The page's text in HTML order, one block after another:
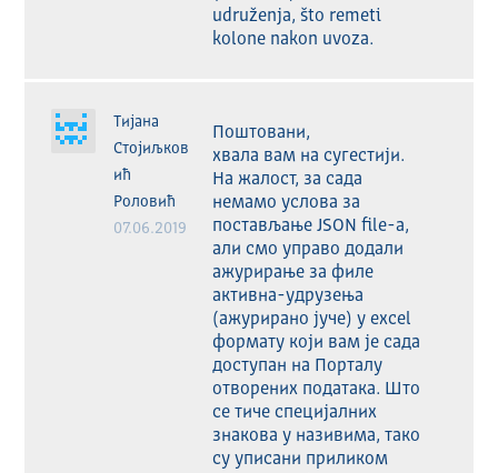
udruženja, što remeti
kolone nakon uvoza.
Тијана
Стојиљков
ић
Роловић
07.06.2019
Поштовани,
хвала вам на сугестији.
На жалост, за сада
немамо услова за
постављање JSON file-a,
али смо управо додали
ажурирање за филе
активна-удрузења
(ажурирано јуче) у excel
формату који вам је сада
доступан на Порталу
отворених података. Што
се тиче специјалних
знакова у називима, тако
су уписани приликом